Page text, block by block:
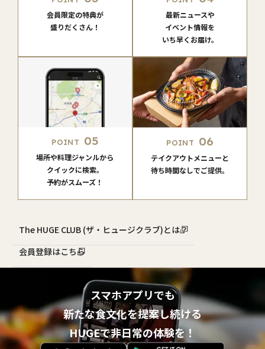
会員限定の特典が
盛りだくさん！
最新ニュースや
イベント情報を
いち早くお届け。
POINT 05
場所や料理ジャンルから
クイックに検索。
予約がスムーズ！
POINT 06
テイクアウトメニューと
待ち時間なしでご提供。
The HUGE CLUB (ザ・ヒュージクラブ)とは？
会員登録はこちら
スマホアプリでも
新たな食文化を提案し続ける
HUGEで非日常の体験を！